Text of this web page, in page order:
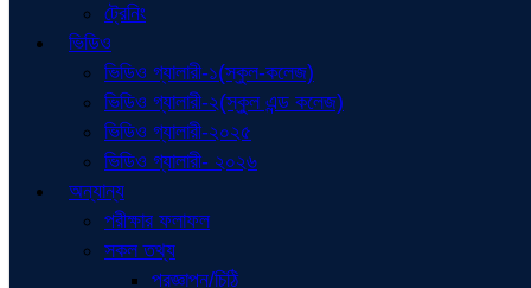
ট্রেনিং
ভিডিও
ভিডিও গ্যালারী-১(স্কুল-কলেজ)
ভিডিও গ্যালারী-২(স্কুল এন্ড কলেজ)
ভিডিও গ্যালারী-২০২৫
ভিডিও গ্যালারী- ২০২৬
অন্যান্য
পরীক্ষার ফলাফল
সকল তথ্য
প্রজ্ঞাপন/চিঠি